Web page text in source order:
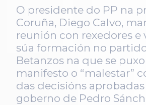
O presidente do PP na
Coruña, Diego Calvo,
reunión con rexedores e
súa formación no
Betanzos na que se
manifesto o “malestar”
das decisións
goberno de Pedro